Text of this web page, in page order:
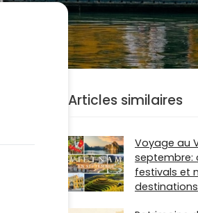
Articles similaires
Voyage au
septembre:
festivals et
destinations